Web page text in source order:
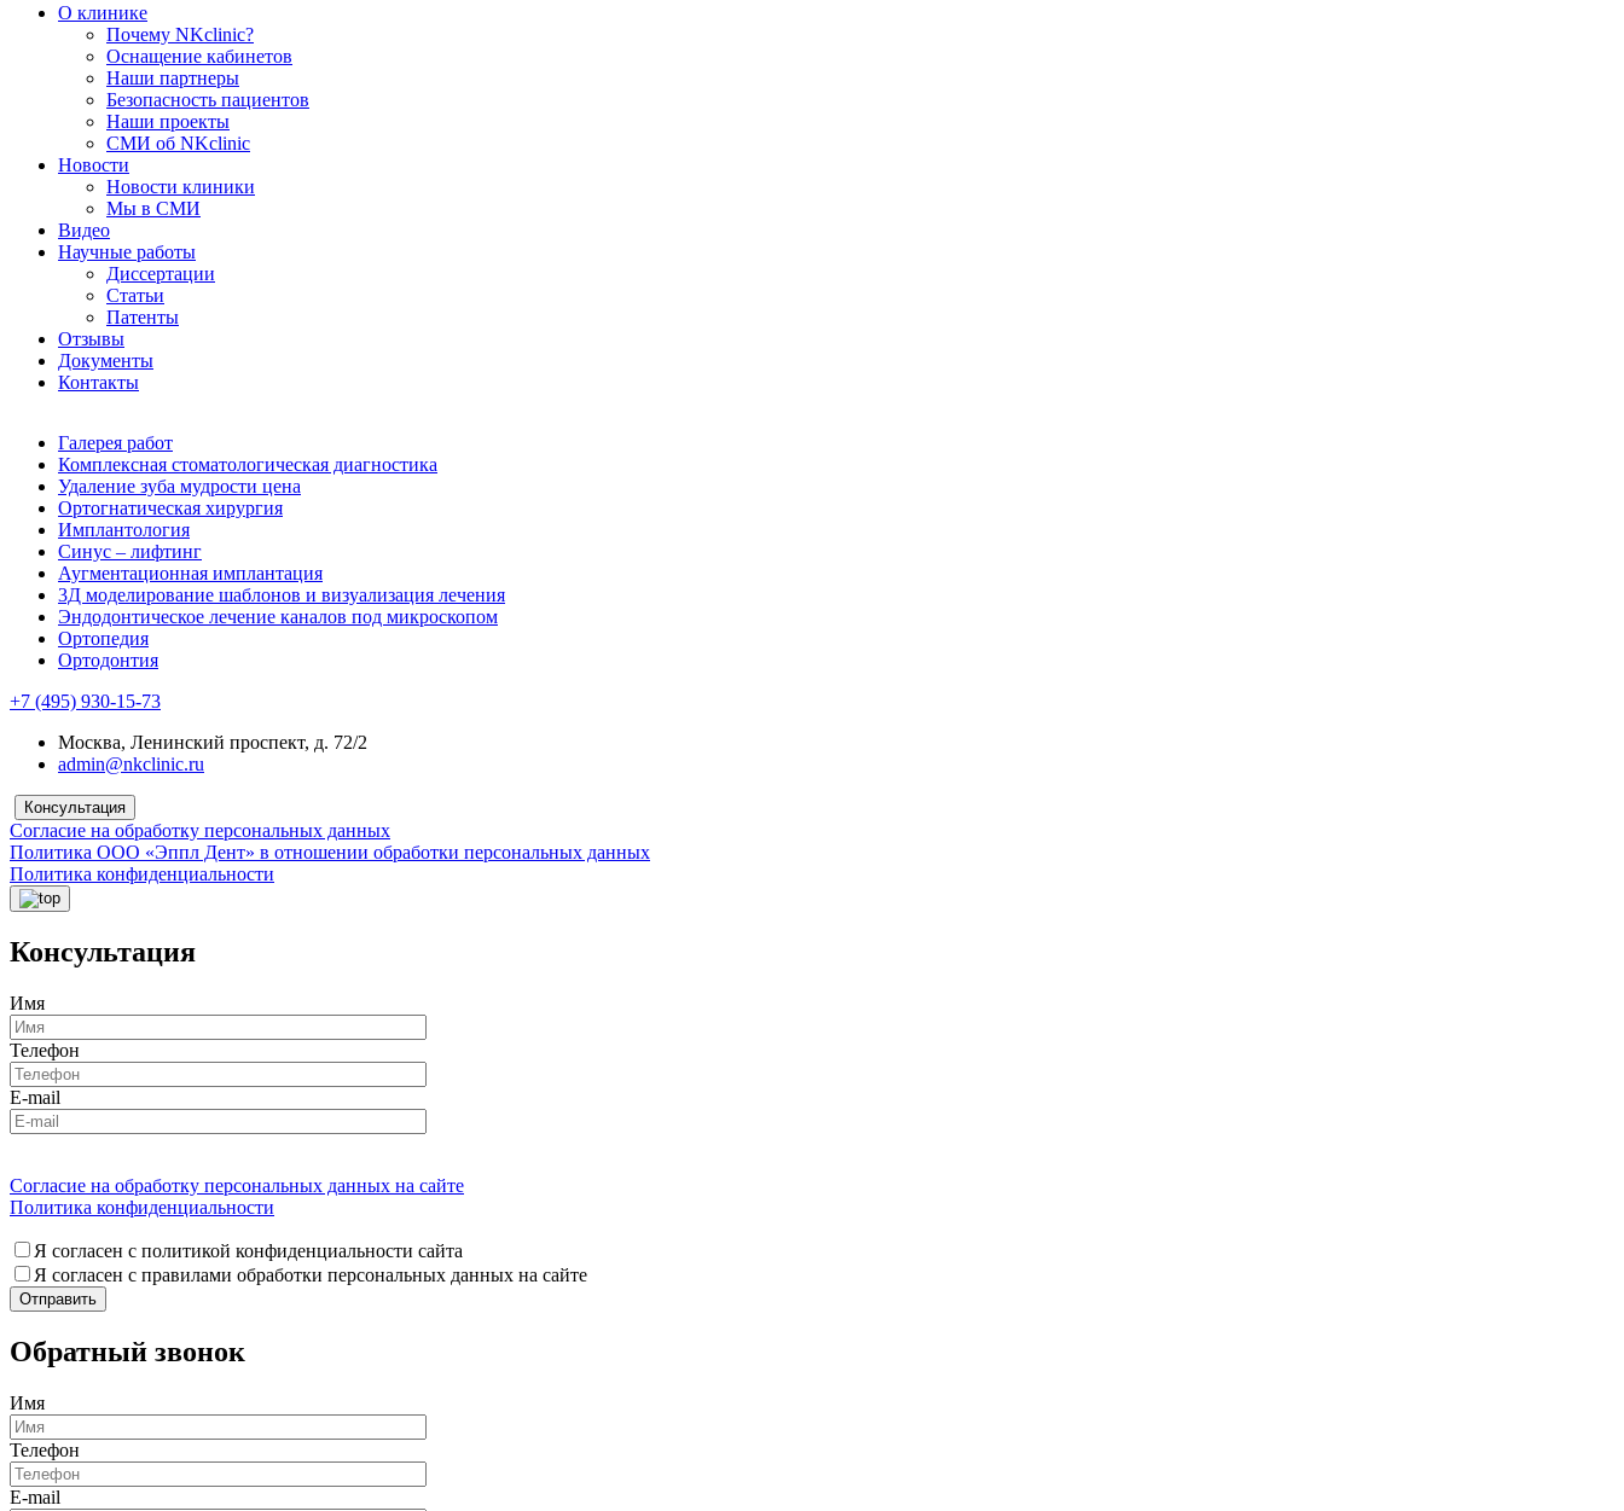
О клинике
Почему NKclinic?
Оснащение кабинетов
Наши партнеры
Безопасность пациентов
Наши проекты
СМИ об NKclinic
Новости
Новости клиники
Мы в СМИ
Видео
Научные работы
Диссертации
Статьи
Патенты
Отзывы
Документы
Контакты
Галерея работ
Комплексная стоматологическая диагностика
Удаление зуба мудрости цена
Ортогнатическая хирургия
Имплантология
Синус – лифтинг
Аугментационная имплантация
3Д моделирование шаблонов и визуализация лечения
Эндодонтическое лечение каналов под микроскопом
Ортопедия
Ортодонтия
+7 (495) 930-15-73
Москва, Ленинский проспект, д. 72/2
admin@nkclinic.ru
Консультация
Согласие на обработку персональных данных
Политика ООО «Эппл Дент» в отношении обработки персональных данных
Политика конфиденциальности
Консультация
Имя
Телефон
E-mail
Согласие на обработку персональных данных на сайте
Политика конфиденциальности
Я согласен с политикой конфиденциальности сайта
Я согласен с правилами обработки персональных данных на сайте
Обратный звонок
Имя
Телефон
E-mail